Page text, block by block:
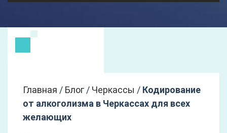
Главная / Блог / Черкассы / Кодирование
от алкоголизма в Черкассах для всех
желающих